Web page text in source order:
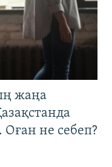
жаңа
Оған не себеп?